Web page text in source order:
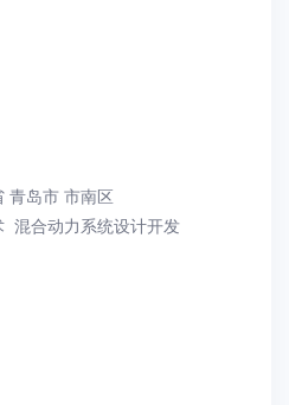
青岛市 市南区
混合动力系统设计开发